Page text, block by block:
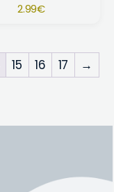
2.99€
15 16 17 →